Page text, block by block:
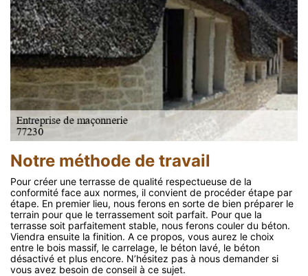
Notre méthode de travail
Pour créer une terrasse de qualité respectueuse de la
conformité face aux normes, il convient de procéder étape par
étape. En premier lieu, nous ferons en sorte de bien préparer le
terrain pour que le terrassement soit parfait. Pour que la
terrasse soit parfaitement stable, nous ferons couler du béton.
Viendra ensuite la finition. A ce propos, vous aurez le choix
entre le bois massif, le carrelage, le béton lavé, le béton
désactivé et plus encore. N’hésitez pas à nous demander si
vous avez besoin de conseil à ce sujet.